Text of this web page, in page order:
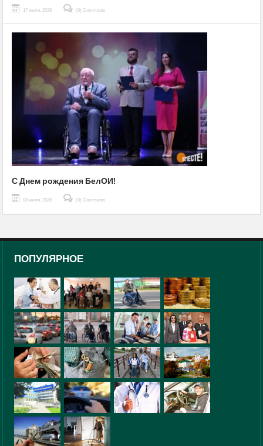
17 июля, 2026 (0) Comments
С Днем рождения БелОИ!
08 июля, 2026 (0) Comments
ПОПУЛЯРНОЕ